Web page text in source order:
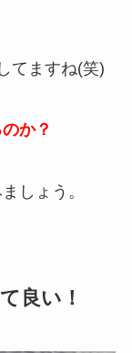
てますね(笑)
か？
しょう。
良い！